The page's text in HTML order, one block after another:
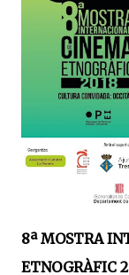
8ª MOSTRA
ETNOGRÀFIC